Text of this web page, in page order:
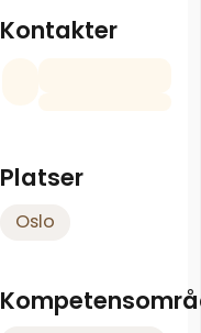
Kontakter
Platser
Oslo